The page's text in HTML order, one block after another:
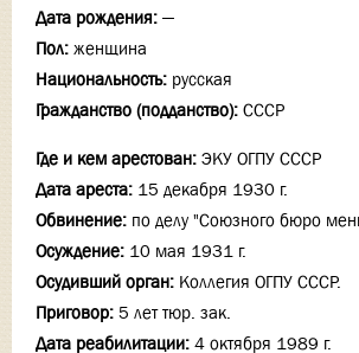
Дата рождения: —
Пол: женщина
Национальность: русская
Гражданство (подданство): СССР
Где и кем арестован: ЭКУ ОГПУ СССР
Дата ареста: 15 декабря 1930 г.
Обвинение: по делу "Союзного бюро
Осуждение: 10 мая 1931 г.
Осудивший орган: Коллегия ОГПУ СССР.
Приговор: 5 лет тюр. зак.
Дата реабилитации: 4 октября 1989 г.